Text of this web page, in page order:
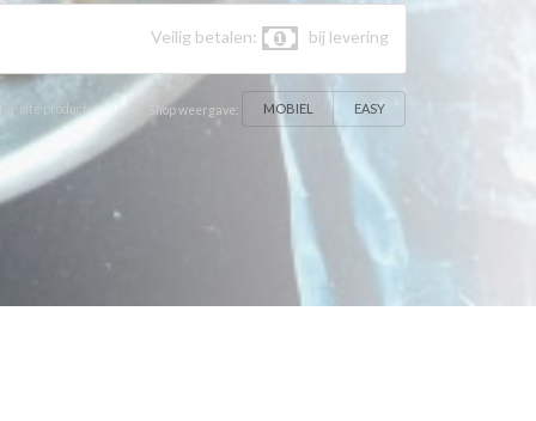
Veilig betalen: bij levering
In-site product Shop weergave: MOBIEL EASY